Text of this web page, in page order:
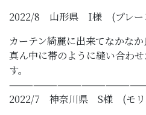
2022/8 山形県 I様 (プレー
カーテン綺麗に出来てなかなか
真ん中に帯のように縫い合わ
す。
2022/7 神奈川県 S様 (モリ